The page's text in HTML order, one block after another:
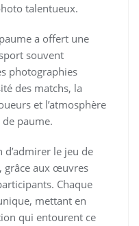
talentueux.
a offert une
souvent
photographies
des matchs, la
et l’atmosphère
paume.
d’admirer le jeu de
grâce aux œuvres
Chaque
mettant en
qui entourent ce